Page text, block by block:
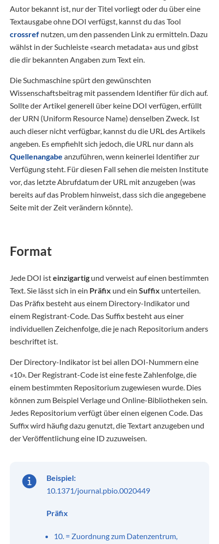
Autor bekannt ist, nur der Titel vorliegt oder du über eine
Textausgabe ohne DOI verfügst, kannst du das Tool
crossref nutzen, um den passenden Link zu ermitteln. Dazu
wählst in der Suchleiste «search metadata» aus und gibst
die dir bekannten Angaben zum Text ein.
Die Suchmaschine spürt den gewünschten
Wissenschaftsbeitrag mit passendem Identifier für dich auf.
Sollte der Artikel generell über keine DOI verfügen, erfüllt
der URN (Uniform Resource Name) denselben Zweck. Ist
auch dieser nicht verfügbar, kannst du die URL des Artikels
angeben. Es empfiehlt sich jedoch, die URL nur dann als
Quellenangabe anzuführen, wenn keinerlei Identifier zur
Verfügung steht. Für diesen Fall sehen die meisten Institute
vor, das letzte Abrufdatum der URL mit anzugeben (was
bereits auf das Problem hinweist, dass sich die angegebene
Seite mit der Zeit verändern könnte).
Format
Jede DOI isteinzigartig und verweist auf einen bestimmten
Text. Sie lässt sich in ein Präfix und ein Suffix unterteilen.
Das Präfix besteht aus einem Directory-Indikator und
einem Registrant-Code. Das Suffix besteht aus einer
individuellen Zeichenfolge, die je nach Repositorium anders
beschriftet ist.
Der Directory-Indikator ist bei allen DOI-Nummern eine
«10». Der Registrant-Code ist eine feste Zahlenfolge, die
einem bestimmten Repositorium zugewiesen wurde. Dies
können zum Beispiel Verlage und Online-Bibliotheken sein.
Jedes Repositorium verfügt über einen eigenen Code. Das
Suffix wird häufig dazu genutzt, die Textart anzugeben und
der Veröffentlichung eine ID zuzuweisen.
Beispiel:
10.1371/journal.pbio.0020449
Präfix
10. = Zuordnung zum Datenzentrum,